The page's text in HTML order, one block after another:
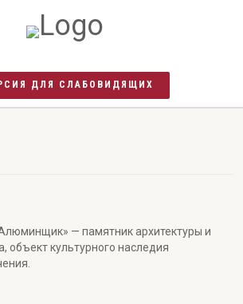
ДЛЯ СЛАБОВИДЯЩИХ
— памятник архитектуры и
объект культурного наследия